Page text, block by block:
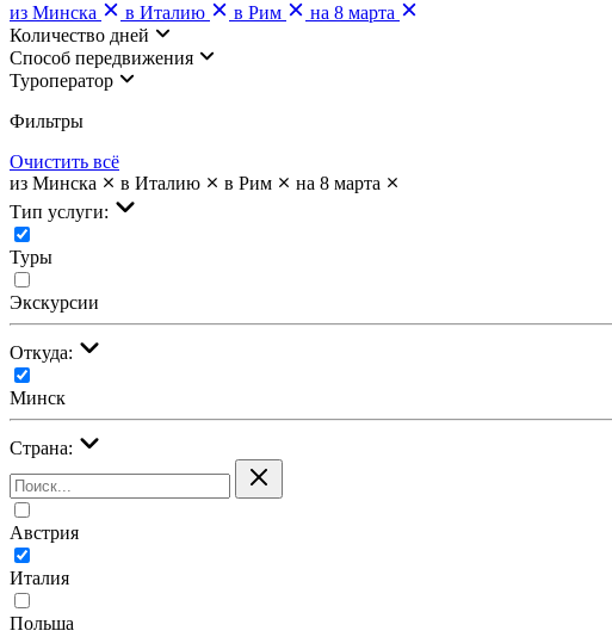
из Минска
в Италию в Рим
на 8 марта
Количество дней
Cпособ передвижения
Туроператор
Фильтры
Очистить всё
из Минска
в Италию в Рим
на 8 марта
Тип услуги:
Туры
Экскурсии
Откуда:
Минск
Страна:
Австрия
Италия
Польша